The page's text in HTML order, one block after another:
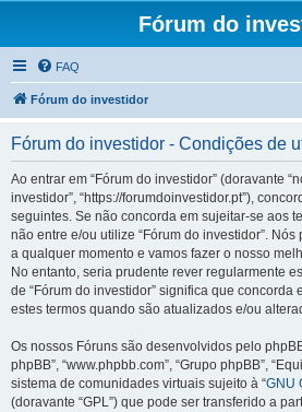
Fórum do
FAQ
Fórum do investidor
Fórum do investidor - Condições de
Ao entrar em “Fórum do investidor” (doravante
investidor”, “https://forumdoinvestidor.pt”),
seguintes. Se não concorda em sujeitar-se aos
não entre e/ou utilize “Fórum do investidor”.
a qualquer momento e vamos fazer o nosso
No entanto, seria prudente rever regularmente
de “Fórum do investidor” significa que concorda
estes termos quando são atualizados e/ou
Os nossos Fóruns são desenvolvidos pelo
phpBB”, “www.phpbb.com”, “Grupo phpBB”,
sistema de comunidades virtuais sujeito à “GNU
(doravante “GPL”) que pode ser transferido a